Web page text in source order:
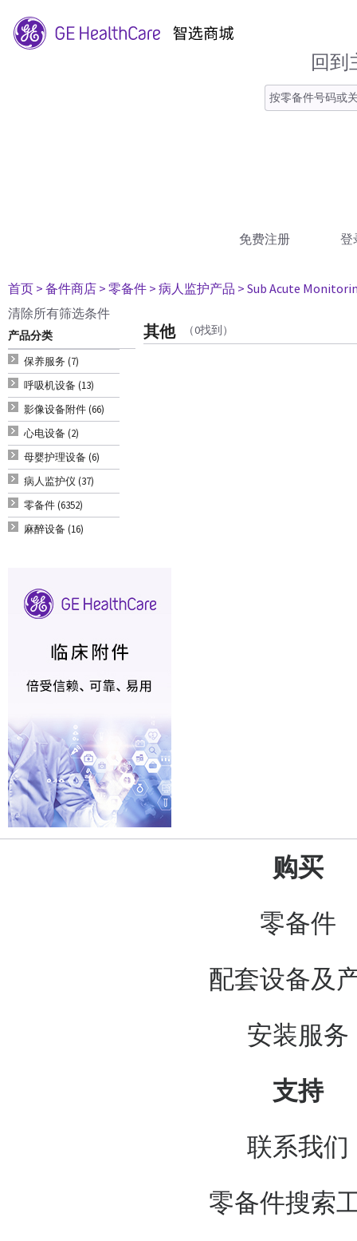
回到
免费注册 登
首页 > 备件商店 > 零备件 > 病人监护产品 > Sub Acute
清除所有筛选条件
产品分类
保养服务 (7)
呼吸机设备 (13)
影像设备附件 (66)
心电设备 (2)
母婴护理设备 (6)
病人监护仪 (37)
零备件 (6352)
麻醉设备 (16)
其他 （0找到）
购买
零备件
配套设备及
安装服务
支持
联系我们
零备件搜索